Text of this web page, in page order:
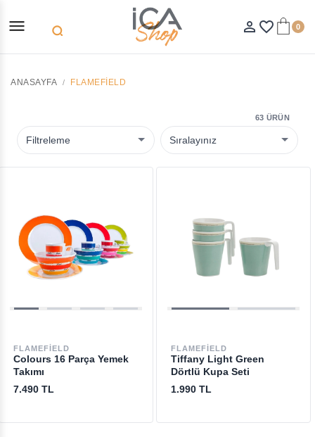
menu search person_outline favorite_border 0
ANASAYFA FLAMEFIELD
Filtreleme
63 ÜRÜN
FLAMEFIELD
Colours 16 Parça Yemek
Takımı
7.490 TL
FLAMEFIELD
Tiffany Light Green
Dörtlü Kupa Seti
1.990 TL